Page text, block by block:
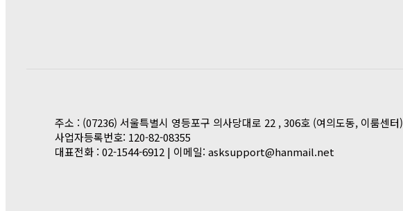
주소 : (07236) 서울특별시 영등포구 의사당대로 22 , 306호 (여의도동, 이룸센터)
사업자등록번호: 120-82-08355
대표전화 : 02-1544-6912 | 이메일: asksupport@hanmail.net